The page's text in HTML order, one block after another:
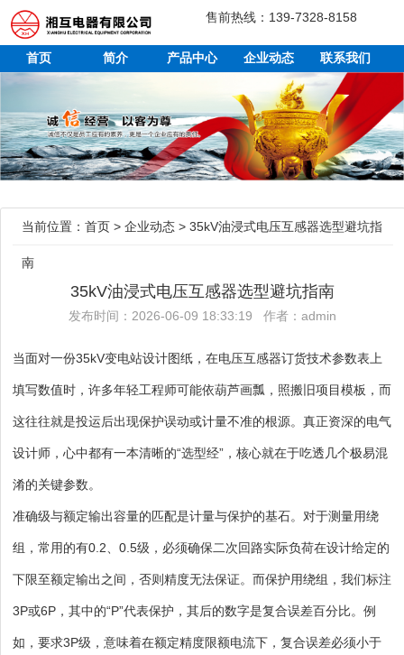
售前热线：139-7328-8158
首页 简介 产品中心 企业动态 联系我们
当前位置：首页 >企业动态 >35kV油浸式电压互感器选型避坑指
南
35kV油浸式电压互感器选型避坑指南
发布时间：2026-06-09 18:33:19 作者：admin
当面对一份35kV变电站设计图纸，在电压互感器订货技术参数表上
填写数值时，许多年轻工程师可能依葫芦画瓢，照搬旧项目模板，而
这往往就是投运后出现保护误动或计量不准的根源。真正资深的电气
设计师，心中都有一本清晰的“选型经”，核心就在于吃透几个极易混
淆的关键参数。
准确级与额定输出容量的匹配是计量与保护的基石。对于测量用绕
组，常用的有0.2、0.5级，必须确保二次回路实际负荷在设计给定的
下限至额定输出之间，否则精度无法保证。而保护用绕组，我们标注
3P或6P，其中的“P”代表保护，其后的数字是复合误差百分比。例
如，要求3P级，意味着在额定精度限额电流下，复合误差必须小于